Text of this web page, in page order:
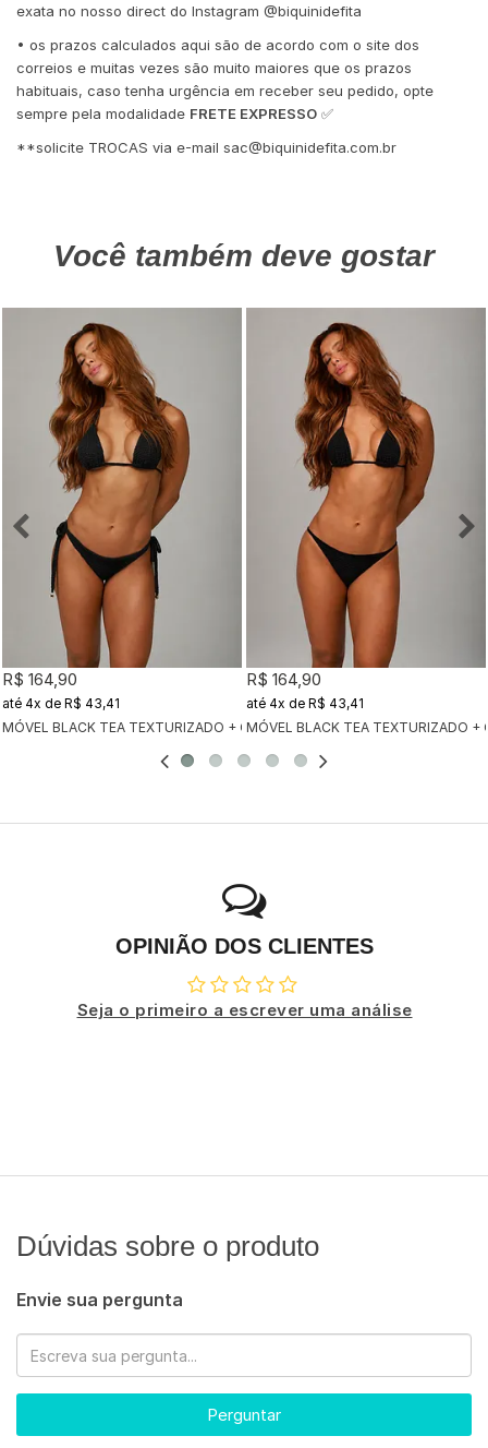
exata no nosso direct do Instagram @biquinidefita
• os prazos calculados aqui são de acordo com o site dos
correios e muitas vezes são muito maiores que os prazos
habituais, caso tenha urgência em receber seu pedido, opte
sempre pela modalidade FRETE EXPRESSO ✅
**solicite TROCAS via e-mail sac@biquinidefita.com.br
Você também deve gostar
MÓVEL BLACK TEA TEXTURIZADO + CALCINHA CLÁSSICA BLACK TEA
R$ 164,90
4x de R$ 43,41
MÓVEL BLACK TEA TEXTURIZADO +
R$ 164,90
4x de R$ 43,41
OPINIÃO DOS CLIENTES
Seja o primeiro a escrever uma análise
Dúvidas sobre o produto
Envie sua pergunta
Perguntar